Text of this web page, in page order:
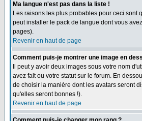
Ma langue n'est pas dans la liste !
Les raisons les plus probables pour ceci sont
peut installer le pack de langue dont vous
pages).
Revenir en haut de page
Comment puis-je montrer une image en
Il peut y avoir deux images sous votre nom
avez fait ou votre statut sur le forum. En
de choisir la manière dont les avatars seront
qu'elles seront bonnes !).
Revenir en haut de page